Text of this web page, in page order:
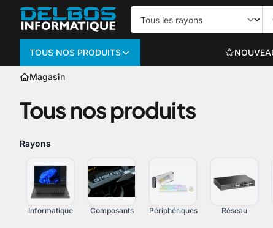
TOUS NOS PRODUITS
Magasin
Tous nos produits
Rayons
Informatique Composants Périphériques Réseau